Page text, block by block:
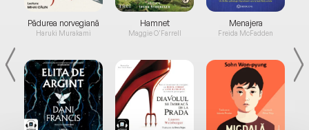
Pădurea norvegiană
Haruki Murakami
Hamnet
Maggie O'Farrell
Menajera
Freida McFadden